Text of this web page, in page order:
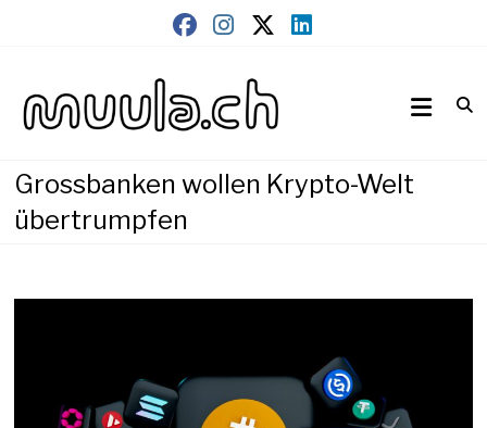
muula.ch
Grossbanken wollen Krypto-Welt
übertrumpfen